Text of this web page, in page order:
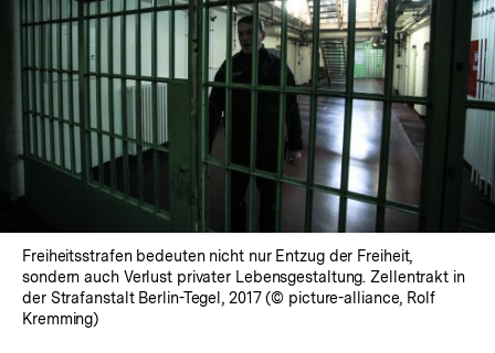
Lightbox
öffnen
Freiheitsstrafen bedeuten nicht nur Entzug der Freiheit,
sondern auch Verlust privater Lebensgestaltung. Zellentrakt in
der Strafanstalt Berlin-Tegel, 2017 (© picture-alliance, Rolf
Kremming)